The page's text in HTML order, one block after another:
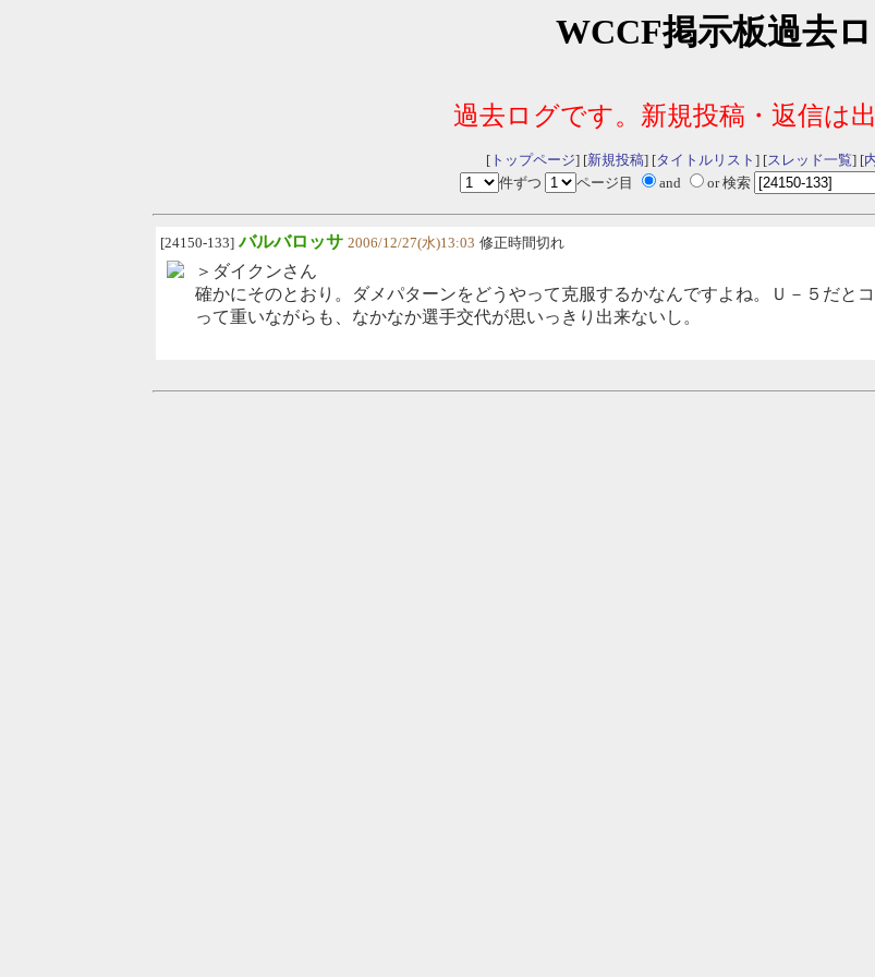
WCCF掲示板過去
過去ログです。新規投稿・返信は
[トップページ] [新規投稿] [タイトルリスト ] [スレッド一覧] [
件ずつ
ページ目 and or 検索
[24150-133] バルバロッサ 2006/12/27(水)13:03 修正時間切れ
＞ダイクンさん
確かにそのとおり。ダメパターンをどうやって克服するかなんですよね。Ｕ－５だと
って重いながらも、なかなか選手交代が思いっきり出来ないし。